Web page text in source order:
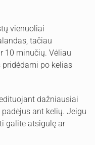
vienuoliai
tačiau
10 minučių. Vėliau
po kelias
dažniausiai
ant kelių. Jeigu
galite atsigulę ar